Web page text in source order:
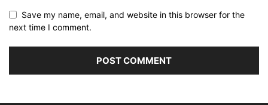
Save my name, email, and website in this browser for the
next time I comment.